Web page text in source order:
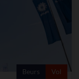
Beurs
Vol